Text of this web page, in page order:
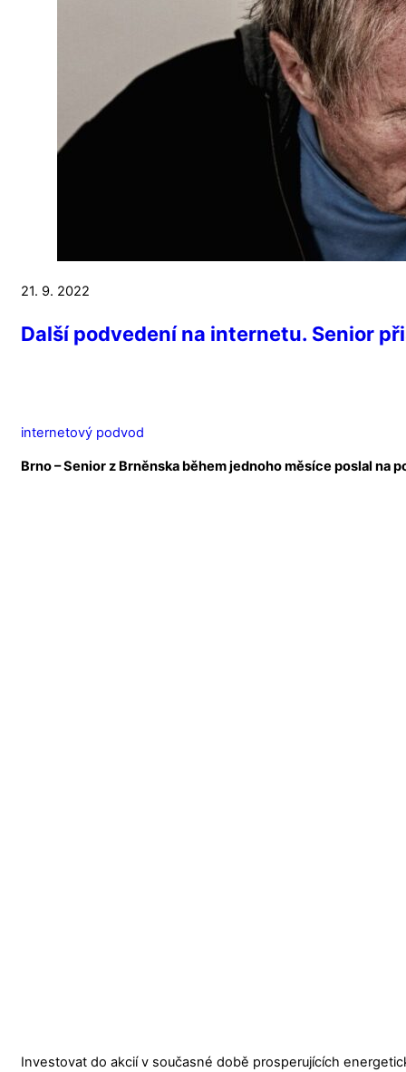
21. 9. 2022
Další podvedení na internetu. Senior
internetový podvod
Brno – Senior z Brněnska během jednoho měsíce poslal
Investovat do akcií v současné době prosperujících